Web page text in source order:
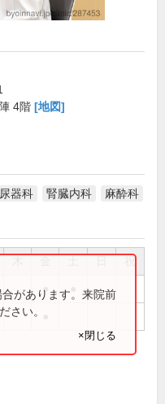
4階 [地図]
器科 腎臓内科 麻酔科
祝
●
があります。来院前
さい。
×閉じる